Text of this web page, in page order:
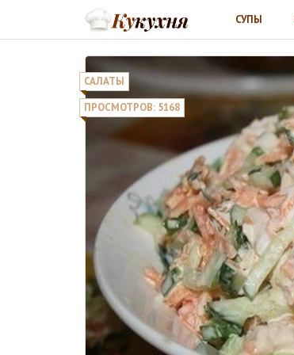
СУПЫ
САЛАТЫ
ПРОСМОТРОВ: 5168